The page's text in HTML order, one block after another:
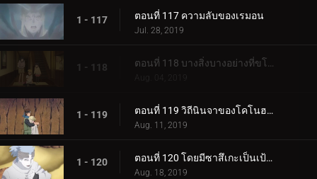
1 - 117 ตอนที่ 117 ความลับของเรมอน
Jul. 28, 2019
1 - 118
Aug. 04, 2019
1 - 119 ตอนที่ 119 วิถีนินจาของโคโนฮะมารุ
Aug. 11, 2019
1 - 120 ตอนที่ 120 โดยมีซาสึเกะเป็นเป้าหมาย
Aug. 18, 2019